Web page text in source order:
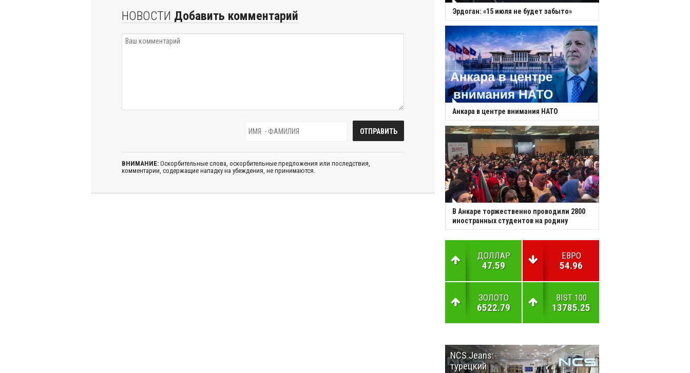
НОВОСТИ Добавить комментарий
ВНИМАНИЕ: Оскорбительные слова, оскорбительные предложения или последствия,
комментарии, содержащие нападку на убеждения, не принимаются.
Эрдоган: «15 июля не будет забыто»
Анкара в центре внимания НАТО
В Анкаре торжественно проводили 2800
иностранных студентов на родину
ДОЛЛАР
47.59
ЕВРО
54.96
ЗОЛОТО
6522.79
BIST 100
13785.25
NCS Jeans:
турецкий